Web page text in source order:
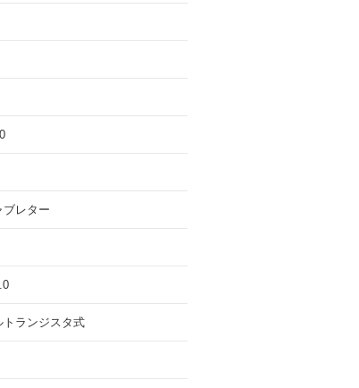
ハン
1999年 W650 アップハ
ブレター
トランジスタ式